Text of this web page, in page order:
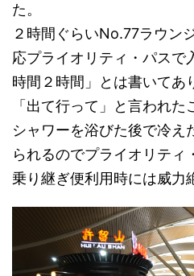
た。
２時間ぐらいNo.77ラウン
応プライオリティ・パスで
時間２時間」とは書いてあ
「出て行って」と言われた
シャワーを浴びた後で冷え
られるのでプライオリティ
乗り継ぎ便利用時には威力